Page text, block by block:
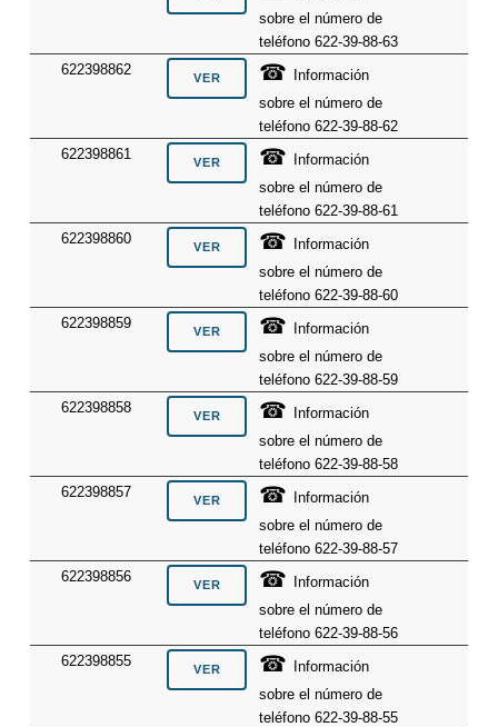
sobre el número de
teléfono 622-39-88-63
622398862
☎ Información
sobre el número de
teléfono 622-39-88-62
622398861
☎ Información
sobre el número de
teléfono 622-39-88-61
622398860
☎ Información
sobre el número de
teléfono 622-39-88-60
622398859
☎ Información
sobre el número de
teléfono 622-39-88-59
622398858
☎ Información
sobre el número de
teléfono 622-39-88-58
622398857
☎ Información
sobre el número de
teléfono 622-39-88-57
622398856
☎ Información
sobre el número de
teléfono 622-39-88-56
622398855
☎ Información
sobre el número de
teléfono 622-39-88-55